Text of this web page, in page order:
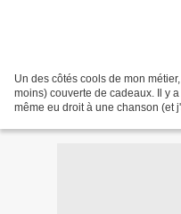
Un des côtés cools de mon
moins) couverte de cadeaux. Il y
même eu droit à une chanson (et